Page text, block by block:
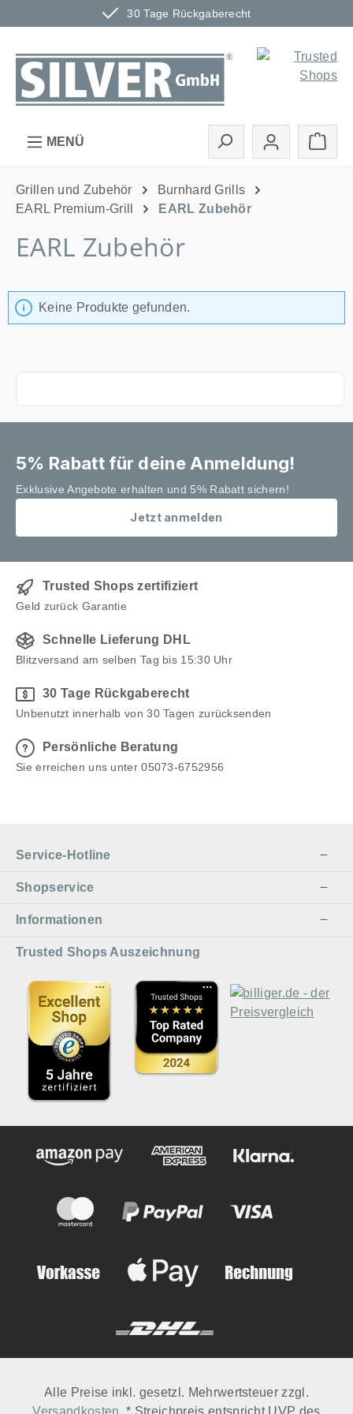
30 Tage Rückgaberecht
Zum Hauptinhalt springen
MENÜ
Grillen und Zubehör
Burnhard Grills
EARL Premium-Grill
EARL Zubehör
EARL Zubehör
Keine Produkte gefunden.
5% Rabatt für deine Anmeldung!
Exklusive Angebote erhalten und 5% Rabatt sichern!
Jetzt anmelden
Trusted Shops zertifiziert
Geld zurück Garantie
Schnelle Lieferung DHL
Blitzversand am selben Tag bis 15:30 Uhr
30 Tage Rückgaberecht
Unbenutzt innerhalb von 30 Tagen zurücksenden
Persönliche Beratung
Sie erreichen uns unter 05073-6752956
Service-Hotline
Shopservice
Informationen
Trusted Shops Auszeichnung
Alle Preise inkl. gesetzl. Mehrwertsteuer zzgl.
Versandkosten . * Streichpreis entspricht UVP des